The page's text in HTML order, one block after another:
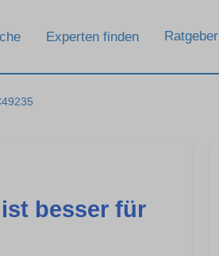
Experten finden Ratgeber
besser für